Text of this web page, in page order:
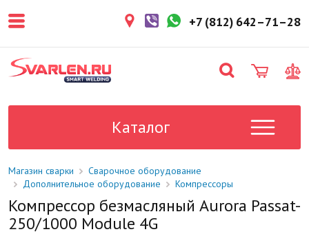
более 3 рабочих дней.
поставки в магазин: 1-2 рабочих
дня.
Данный товар отсутствует на
уточните у менеджера.
+7 (812) 642–71–28
Каталог
Магазин сварки
Сварочное оборудование
Дополнительное оборудование
Компрессоры
Компрессор безмасляный Aurora Passat-
250/1000 Module 4G